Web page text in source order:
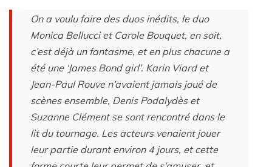
On a voulu faire des duos inédits, le duo
Monica Bellucci et Carole Bouquet, en soit,
c’est déjà un fantasme, et en plus chacune a
été une ‘James Bond girl’. Karin Viard et
Jean-Paul Rouve n’avaient jamais joué de
scènes ensemble, Denis Podalydès et
Suzanne Clément se sont rencontré dans le
lit du tournage. Les acteurs venaient jouer
leur partie durant environ 4 jours, et cette